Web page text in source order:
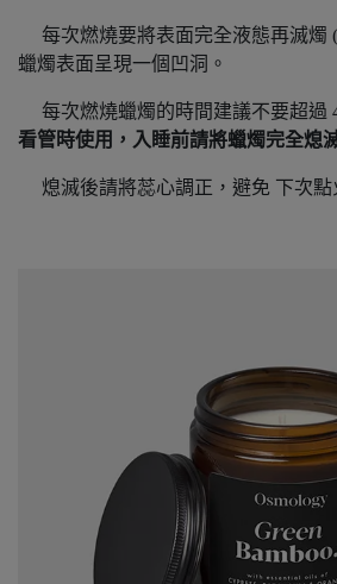
每次燃燒要將表面完全液態再滅燭
蠟燭表面呈現一個凹洞。
每次燃燒蠟燭的時間建議不要超過
看管時使用，入睡前請將蠟燭完全熄
熄滅後請將蕊心調正，避免 下次點